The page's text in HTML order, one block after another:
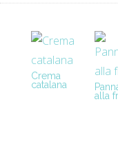
Crema
catalana
alla